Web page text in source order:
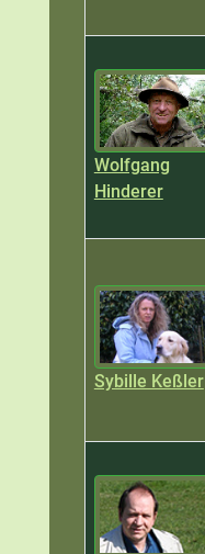
Wolfgang
Hinderer
Sybille Keßler